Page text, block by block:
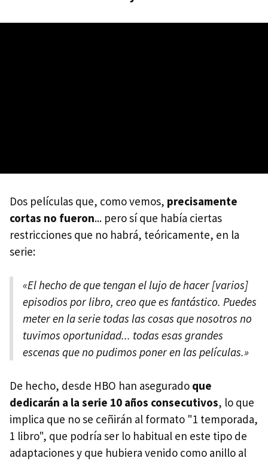
Dos películas que, como vemos, precisamente
cortas no fueron... pero sí que había ciertas
restricciones que no habrá, teóricamente, en la
serie:
«El hecho de que tengan el lujo de hacer [varios]
episodios por libro, creo que es fantástico. Puedes
meter en la serie todas las cosas que nosotros no
tuvimos oportunidad... todas esas grandes
escenas que no pudimos poner en las películas.»
De hecho, desde HBO han asegurado que
dedicarán a la serie 10 años consecutivos, lo que
implica que no se ceñirán al formato "1 temporada,
1 libro", que podría ser lo habitual en este tipo de
adaptaciones y que hubiera venido como anillo al